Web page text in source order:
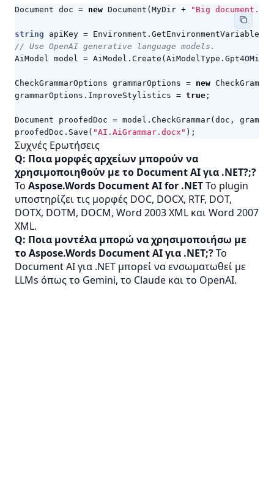
Document doc = new Document ( MyDir + "Big
string apiKey = Environment . GetEnvironmentVariable
// Use OpenAI generative language models.
AiModel model = AiModel . Create ( AiModelType . Gpt4OMini
CheckGrammarOptions grammarOptions = new
grammarOptions . ImproveStylistics = true ;
Document proofedDoc = model . CheckGrammar( doc ,
proofedDoc . Save ( "AI.AiGrammar.docx" );
Συχνές Ερωτήσεις
Q: Ποια μορφές αρχείων μπορούν να
χρησιμοποιηθούν με το Document AI για .NET?;?
Το Aspose.Words Document AI for .NETΤο plugin
υποστηρίζει τις μορφές DOC, DOCX, RTF, DOT,
DOTX, DOTM, DOCM, Word 2003 XML και Word 2007
XML.
Q: Ποια μοντέλα μπορώ να χρησιμοποιήσω με
το Aspose.Words Document AI για .NET;?Το
Document AI για .NET μπορεί να ενσωματωθεί με
LLMs όπως το Gemini, το Claude και το OpenAI.